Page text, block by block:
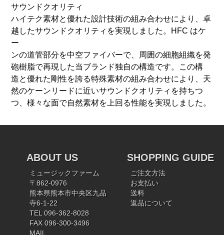
サウンドクオリティ
ハイテク素材と優れた設計技術の組み合わせにより、卓
越したサウンドクオリティを実現しました。HFC はケ
ー
ンの道管部分を中空ファイバーで、周囲の細胞組織を発
砲樹脂で再現した当ブランド独自の構造です。この構
造と優れた剛性を誇る特殊素材の組み合わせにより、天
然のケーンリードに近いサウンドクオリティを持ちつ
つ、様々な面で自然素材を上回る性能を実現しました。
ABOUT US
ミュージックファーム
〒862-0976
熊本県熊本市中央区九品
寺6-1-22
TEL 096-362-8028
FAX 096-300-3496
MAIL
SHOPPING GUIDE
ご注文方法
お支払い
送料
返品について